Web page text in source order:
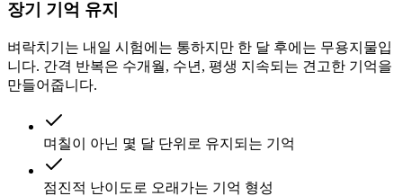
장기 기억 유지
벼락치기는 내일 시험에는 통하지만 한 달 후에는 무용지물입
니다. 간격 반복은 수개월, 수년, 평생 지속되는 견고한 기억을
만들어줍니다.
며칠이 아닌 몇 달 단위로 유지되는 기억
점진적 난이도로 오래가는 기억 형성